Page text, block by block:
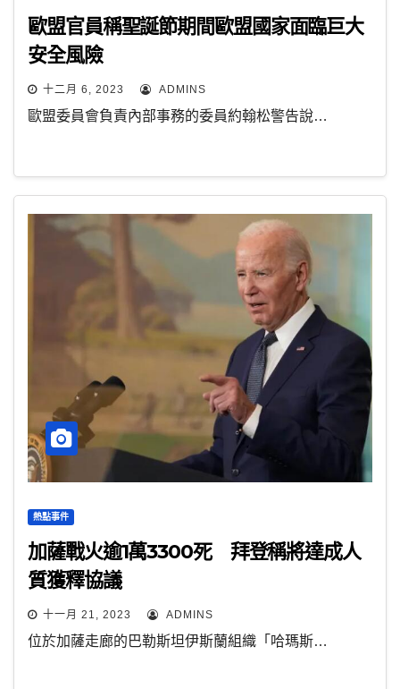
歐盟官員稱聖誕節期間歐盟國家面臨巨大
安全風險
十二月 6, 2023 ADMINS
歐盟委員會負責內部事務的委員約翰松警告說…
熱點事件
加薩戰火逾1萬3300死 拜登稱將達成人
質獲釋協議
十一月 21, 2023 ADMINS
位於加薩走廊的巴勒斯坦伊斯蘭組織「哈瑪斯…